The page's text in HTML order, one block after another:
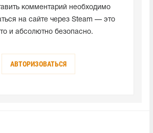
комментарий необходимо
на сайте через Steam — это
и абсолютно безопасно.
АВТОРИЗОВАТЬСЯ